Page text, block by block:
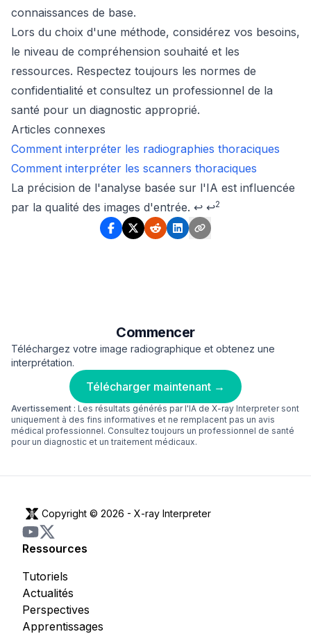
connaissances de base.
Lors du choix d'une méthode, considérez vos besoins,
le niveau de compréhension souhaité et les
ressources. Respectez toujours les normes de
confidentialité et consultez un professionnel de la
santé pour un diagnostic approprié.
Articles connexes
Comment interpréter les radiographies thoraciques
Comment interpréter les scanners thoraciques
Footnotes
La précision de l'analyse basée sur l'IA est influencée
par la qualité des images d'entrée. ↩ ↩2
Commencer
Téléchargez votre image radiographique et obtenez une
interprétation.
Télécharger maintenant →
Avertissement : Les résultats générés par l'IA de X-ray Interpreter sont
uniquement à des fins informatives et ne remplacent pas un avis
médical professionnel. Consultez toujours un professionnel de santé
pour un diagnostic et un traitement médicaux.
Copyright © 2026 - X-ray Interpreter
Ressources
Perspectives
Apprentissages
Actualités
Tutoriels